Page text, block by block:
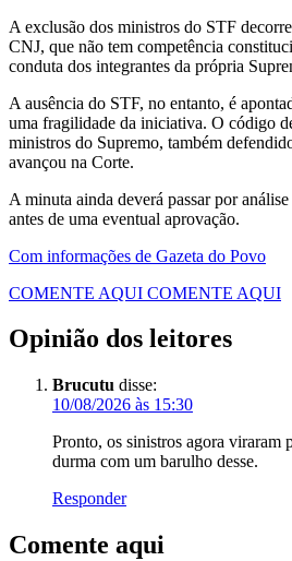
A exclusão dos ministros do STF
CNJ, que não tem competência
conduta dos integrantes da própria
A ausência do STF, no entanto, é
uma fragilidade da iniciativa. O código
ministros do Supremo, também
avançou na Corte.
A minuta ainda deverá passar por
antes de uma eventual aprovação.
Com informações de Gazeta do Povo
COMENTE AQUI COMENTE AQUI
Opinião dos leitores
Brucutu disse:
10/08/2026 às 15:30
Pronto, os sinistros agora viraram
durma com um barulho desse.
Responder
Comente aqui